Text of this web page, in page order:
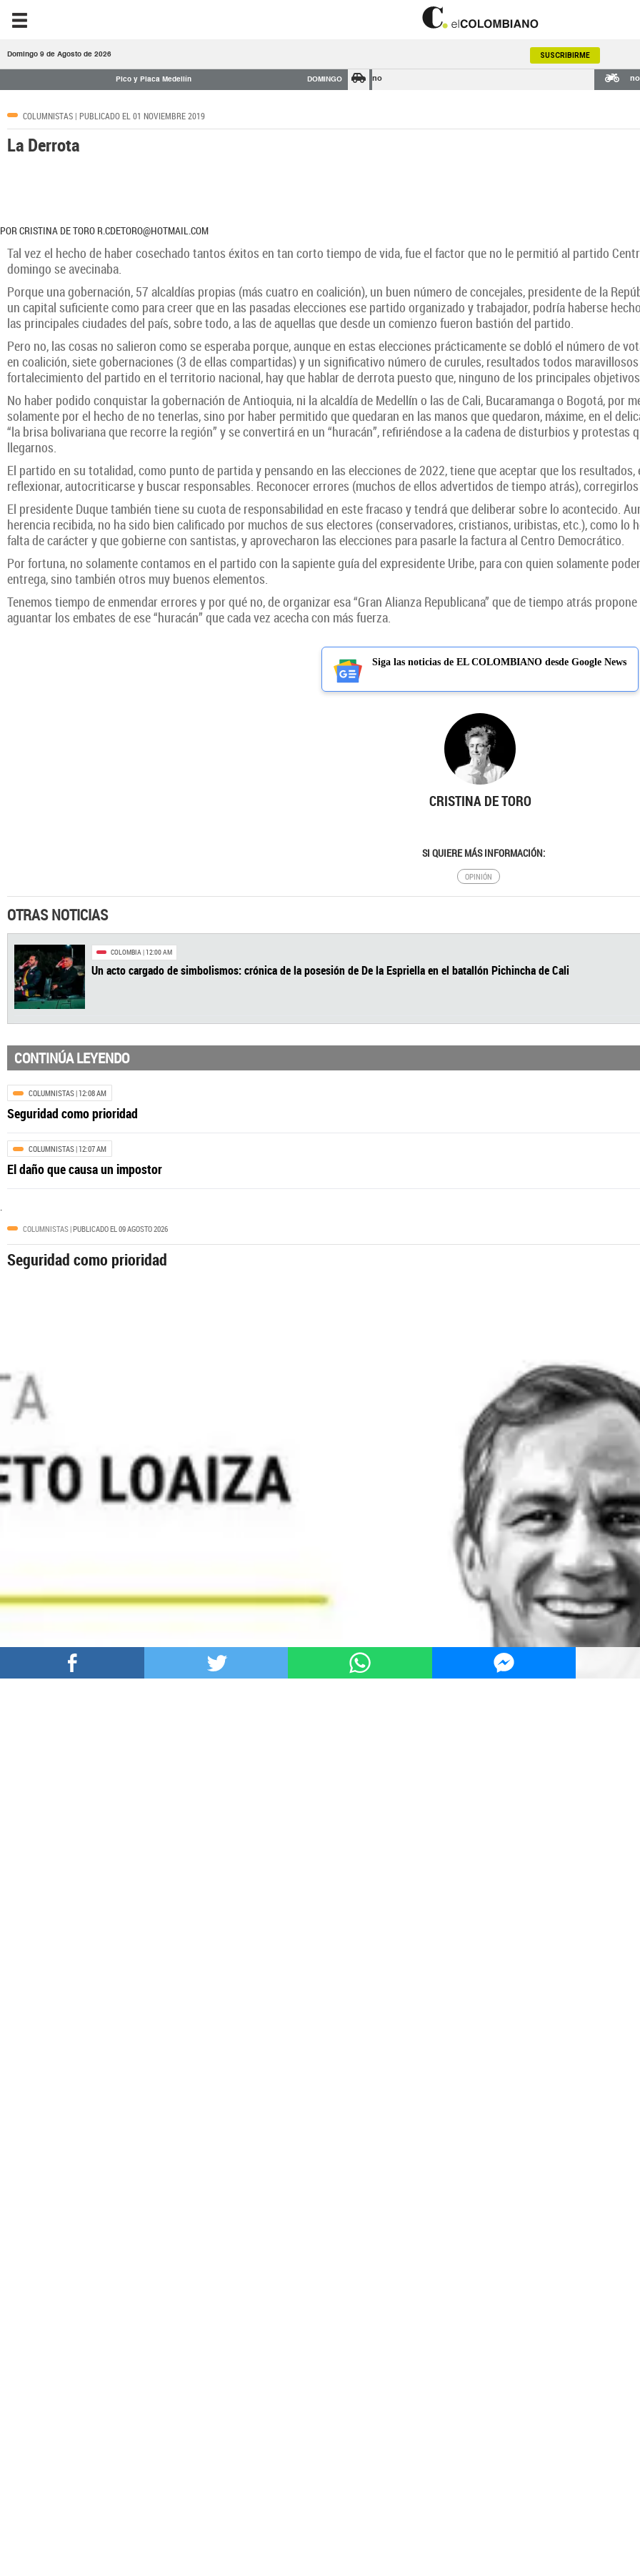
Domingo 9 de Agosto de 2026 SUSCRIBIRME
Pico y Placa Medellín DOMINGO no no
COLUMNISTAS | PUBLICADO EL 01 NOVIEMBRE 2019
La Derrota
POR CRISTINA DE TORO R.CDETORO@HOTMAIL.COM
Tal vez el hecho de haber cosechado tantos éxitos en tan corto tiempo de vida, fue el factor que no le permitió al partido
domingo se avecinaba.
Porque una gobernación, 57 alcaldías propias (más cuatro en coalición), un buen número de concejales, presidente de la
un capital suficiente como para creer que en las pasadas elecciones ese partido organizado y trabajador, podría haberse
las principales ciudades del país, sobre todo, a las de aquellas que desde un comienzo fueron bastión del partido.
Pero no, las cosas no salieron como se esperaba porque, aunque en estas elecciones prácticamente se dobló el número de
en coalición, siete gobernaciones (3 de ellas compartidas) y un significativo número de curules, resultados todos
fortalecimiento del partido en el territorio nacional, hay que hablar de derrota puesto que, ninguno de los principales
No haber podido conquistar la gobernación de Antioquia, ni la alcaldía de Medellín o las de Cali, Bucaramanga o Bogotá, por
solamente por el hecho de no tenerlas, sino por haber permitido que quedaran en las manos que quedaron, máxime, en el
“la brisa bolivariana que recorre la región” y se convertirá en un “huracán”, refiriéndose a la cadena de disturbios y protestas
llegarnos.
El partido en su totalidad, como punto de partida y pensando en las elecciones de 2022, tiene que aceptar que los
reflexionar, autocriticarse y buscar responsables. Reconocer errores (muchos de ellos advertidos de tiempo atrás),
El presidente Duque también tiene su cuota de responsabilidad en este fracaso y tendrá que deliberar sobre lo acontecido.
herencia recibida, no ha sido bien calificado por muchos de sus electores (conservadores, cristianos, uribistas, etc.), como lo
falta de carácter y que gobierne con santistas, y aprovecharon las elecciones para pasarle la factura al Centro Democrático.
Por fortuna, no solamente contamos en el partido con la sapiente guía del expresidente Uribe, para con quien solamente
entrega, sino también otros muy buenos elementos.
Tenemos tiempo de enmendar errores y por qué no, de organizar esa “Gran Alianza Republicana” que de tiempo atrás
aguantar los embates de ese “huracán” que cada vez acecha con más fuerza.
Siga las noticias de EL COLOMBIANO desde Google News
CRISTINA DE TORO
SI QUIERE MÁS INFORMACIÓN:
OPINIÓN
OTRAS NOTICIAS
COLOMBIA
CONTINÚA LEYENDO
COLUMNISTAS| 12:08 AM
Seguridad como prioridad
COLUMNISTAS| 12:07 AM
El daño que causa un impostor
.
COLUMNISTAS| PUBLICADO EL 09 AGOSTO 2026
Seguridad como prioridad